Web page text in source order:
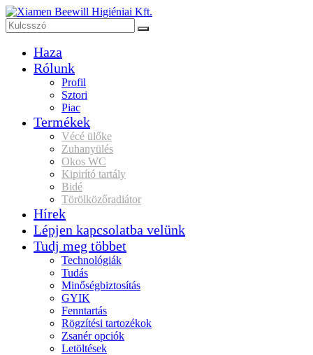
Haza
Rólunk
Profil
Sztori
Piac
Termékek
Vécé ülőke
Zuhanyülés
Okos WC
Kipirító tartály
Bidé
Törölközőradiátor
Hírek
Lépjen kapcsolatba velünk
Tudj meg többet
Technológiák
Tudás
Minőségbiztosítás
GYIK
Fenntartás
Rögzítési tartozékok
Zsanér opciók
Letöltések